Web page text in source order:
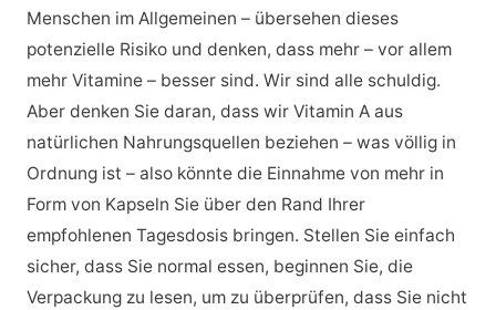
Menschen im Allgemeinen – übersehen dieses
potenzielle Risiko und denken, dass mehr – vor allem
mehr Vitamine – besser sind. Wir sind alle schuldig.
Aber denken Sie daran, dass wir Vitamin A aus
natürlichen Nahrungsquellen beziehen – was völlig in
Ordnung ist – also könnte die Einnahme von mehr in
Form von Kapseln Sie über den Rand Ihrer
empfohlenen Tagesdosis bringen. Stellen Sie einfach
sicher, dass Sie normal essen, beginnen Sie, die
Verpackung zu lesen, um zu überprüfen, dass Sie nicht